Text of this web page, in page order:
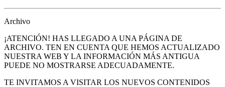
Archivo
¡ATENCIÓN! HAS LLEGADO A UNA PÁGINA DE
ARCHIVO. TEN EN CUENTA QUE HEMOS ACTUALIZADO
NUESTRA WEB Y LA INFORMACIÓN MÁS ANTIGUA
PUEDE NO MOSTRARSE ADECUADAMENTE.
TE INVITAMOS A VISITAR LOS NUEVOS CONTENIDOS